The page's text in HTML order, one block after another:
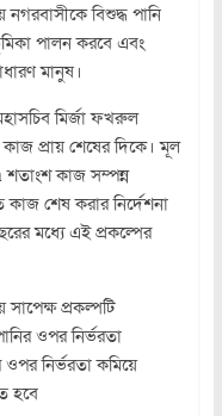
নগরবাসীকে বিশুদ্ধ পানি
পালন করবে এবং
মানুষ।
মির্জা ফখরুল
কাজ প্রায় শেষের দিকে। মূল
শতাংশ কাজ সম্পন্ন
কাজ শেষ করার নির্দেশনা
মধ্যে এই প্রকল্পের
সাপেক্ষ প্রকল্পটি
ওপর নির্ভরতা
ওপর নির্ভরতা কমিয়ে
হবে